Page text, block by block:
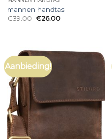
mannen handtas
€39.00 €26.00
Aanbieding!